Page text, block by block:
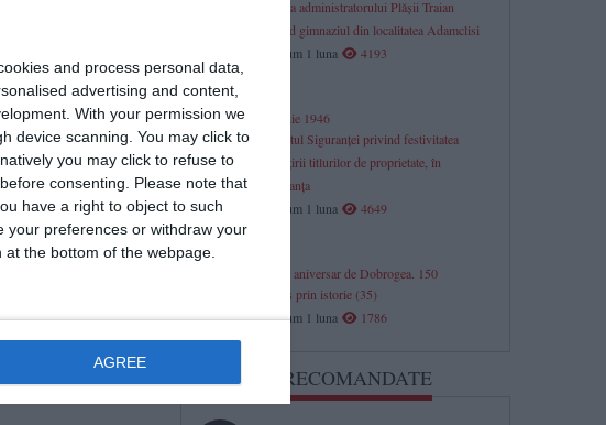
and process personal data,
advertising and content,
With your permission we
device scanning. You may click to
you may click to refuse to
consenting.
Please note that
have a right to object to such
your preferences or withdraw your
the bottom of the webpage.
AGREE
în alt scop. Pentru mai
Adresa administratorului Plăşii Traian
privind gimnaziul din localitatea Adamclisi
acum 1 luna
4193
30 iunie 1946
Raportul Siguranței privind festivitatea
împărțirii titlurilor de proprietate, în
Constanța
acum 1 luna
4649
Jurnal aniversar de Dobrogea. 150
La pas prin istorie (35)
acum 1 luna
1786
ARTICOLE RECOMANDATE